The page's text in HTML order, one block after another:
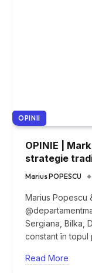
OPINII
OPINIE |
strategie
Marius POPESCU
Marius Popescu
Sergiana, Bilka,
constant în
Read More